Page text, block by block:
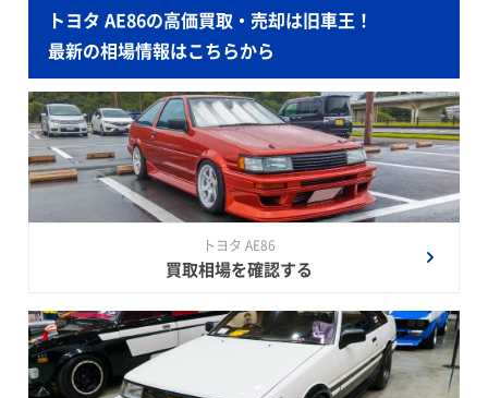
トヨタ AE86の高価買取・売却は旧車王！
最新の相場情報はこちらから
トヨタ AE86
買取相場を確認する